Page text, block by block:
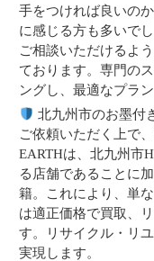
手をつければ良いの
に感じる方も多いで
ご相談いただけるよ
ております。専門の
ングし、最適なプラ
北九州市のお墨付
ご依頼いただく上で
EARTHは、北九州市
る店舗であることに
籍。これにより、単
は適正価格で買取、
す。リサイクル・リ
実現します。